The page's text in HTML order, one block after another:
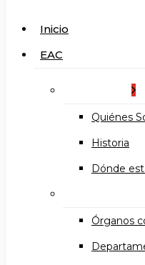
search
Menu
Inicio
EAC
Quiénes
Historia
Dónde
Órganos